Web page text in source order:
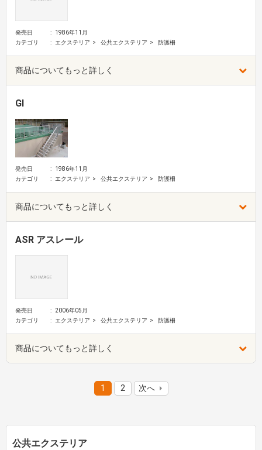
発売日
1986年11月
カテゴリ
エクステリア 公共エクステリア 防護柵
商品についてもっと詳しく
GI
発売日
1986年11月
カテゴリ
エクステリア 公共エクステリア 防護柵
商品についてもっと詳しく
ASR アスレール
発売日
2006年05月
カテゴリ
エクステリア 公共エクステリア 防護柵
商品についてもっと詳しく
1 2 次へ
公共エクステリア